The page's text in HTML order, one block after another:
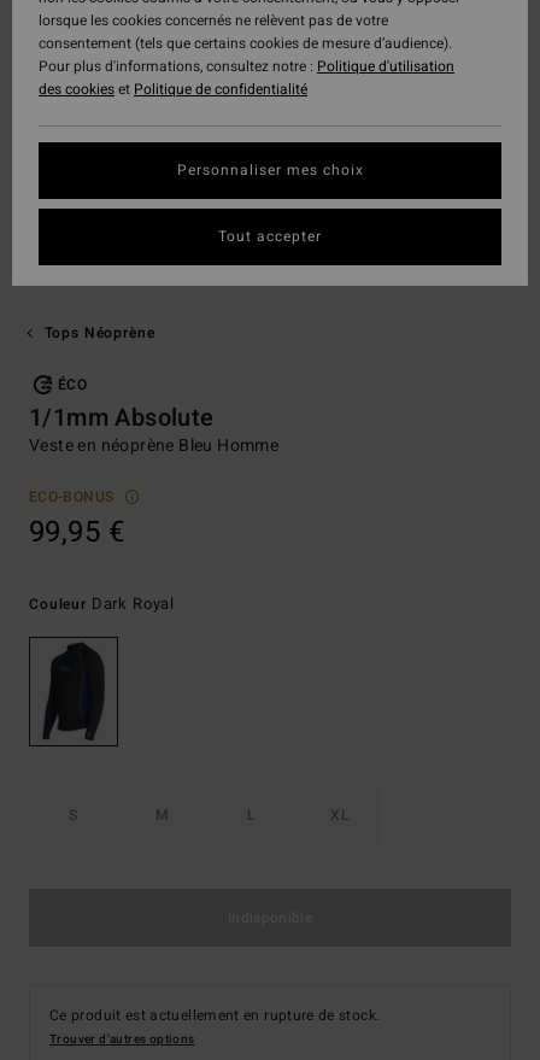
Tops Néoprène
ÉCO
1/1mm Absolute
Veste en néoprène Bleu Homme
ECO-BONUS
99,95 €
Couleur Dark Royal
S M L XL
Ce produit est actuellement en rupture de stock.
Trouver d'autres options
lorsque les cookies concernés ne relèvent pas de votre
consentement (tels que certains cookies de mesure d’audience).
Pour plus d'informations, consultez notre : Politique d'utilisation
des cookieset Politique de confidentialité
Personnaliser mes choix
Tout accepter